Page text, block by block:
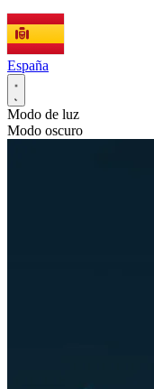
España
Modo de luz
Modo oscuro